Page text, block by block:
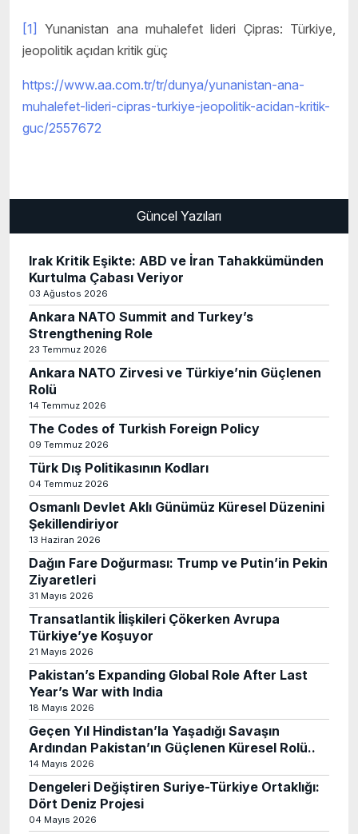
[1] Yunanistan ana muhalefet lideri Çipras: Türkiye,
jeopolitik açıdan kritik güç
https://www.aa.com.tr/tr/dunya/yunanistan-ana-
muhalefet-lideri-cipras-turkiye-jeopolitik-acidan-kritik-
guc/2557672
Güncel Yazıları
Irak Kritik Eşikte: ABD ve İran Tahakkümünden
Kurtulma Çabası Veriyor
03 Ağustos 2026
Ankara NATO Summit and Turkey’s
Strengthening Role
23 Temmuz 2026
Ankara NATO Zirvesi ve Türkiye’nin Güçlenen
Rolü
14 Temmuz 2026
The Codes of Turkish Foreign Policy
09 Temmuz 2026
Türk Dış Politikasının Kodları
04 Temmuz 2026
Osmanlı Devlet Aklı Günümüz Küresel Düzenini
Şekillendiriyor
13 Haziran 2026
Dağın Fare Doğurması: Trump ve Putin’in Pekin
Ziyaretleri
31 Mayıs 2026
Transatlantik İlişkileri Çökerken Avrupa
Türkiye’ye Koşuyor
21 Mayıs 2026
Pakistan’s Expanding Global Role After Last
Year’s War with India
18 Mayıs 2026
Geçen Yıl Hindistan’la Yaşadığı Savaşın
Ardından Pakistan’ın Güçlenen Küresel Rolü..
14 Mayıs 2026
Dengeleri Değiştiren Suriye-Türkiye Ortaklığı:
Dört Deniz Projesi
04 Mayıs 2026